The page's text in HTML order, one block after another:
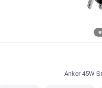
Anker 45W